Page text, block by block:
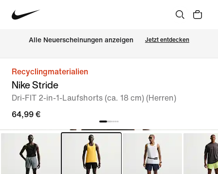
Alle Neuerscheinungen anzeigen Jetzt entdecken
Recyclingmaterialien
Nike Stride
Dri-FIT 2-in-1-Laufshorts (ca. 18 cm) (Herren)
64,99 €